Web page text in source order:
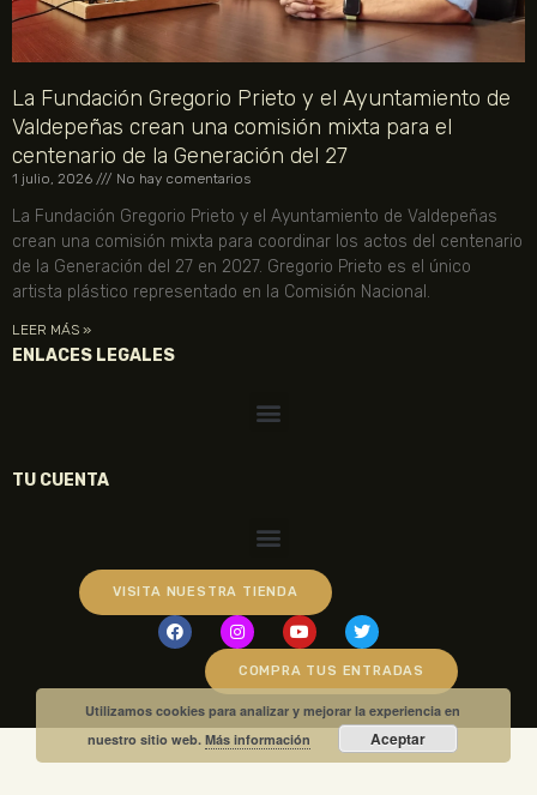
La Fundación Gregorio Prieto y el Ayuntamiento de
Valdepeñas crean una comisión mixta para el
centenario de la Generación del 27
1 julio, 2026 No hay comentarios
La Fundación Gregorio Prieto y el Ayuntamiento de Valdepeñas
crean una comisión mixta para coordinar los actos del centenario
de la Generación del 27 en 2027. Gregorio Prieto es el único
artista plástico representado en la Comisión Nacional.
LEER MÁS »
ENLACES LEGALES
TU CUENTA
VISITA NUESTRA TIENDA
COMPRA TUS ENTRADAS
Utilizamos cookies para analizar y mejorar la experiencia en
nuestro sitio web.Más información Aceptar